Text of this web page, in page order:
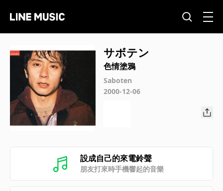
サボテン
色情塗鴉
Saboten
2000-12-06
設成自己的來電鈴聲
朋友打來時手機響起的音樂